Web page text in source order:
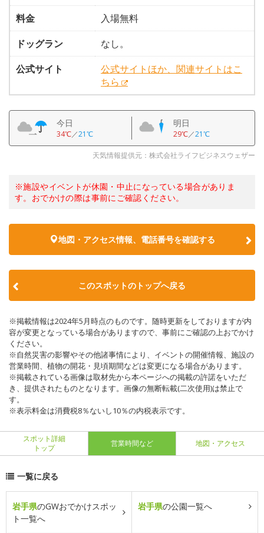
料金
入場無料
ドッグラン
なし。
公式サイト
公式サイトほか、関連サイトはこ
ちら
今日
34℃／21℃
明日
29℃／21℃
天気情報提供元：株式会社ライフビジネスウェザー
※施設やイベントが休園・中止になっている場合がありま
す。おでかけの際は事前にご確認ください。
地図・アクセス情報、電話番号を確認する
このスポットのトップへ戻る
※掲載情報は2024年5月時点のものです。随時更新をしておりますが内
容が変更となっている場合がありますので、事前にご確認の上おでかけ
ください。
※自然災害の影響やその他諸事情により、イベントの開催情報、施設の
営業時間、植物の開花・見頃期間などは変更になる場合があります。
※掲載されている画像は取材先から本ページへの掲載の許諾をいただ
き、提供されたものとなります。画像の無断転載(二次使用)は禁止で
す。
※表示料金は消費税8％ないし10％の内税表示です。
スポット詳細
トップ
営業時間など 地図・アクセス
一覧に戻る
岩手県のGWおでかけスポッ
ト一覧へ
岩手県の公園一覧へ